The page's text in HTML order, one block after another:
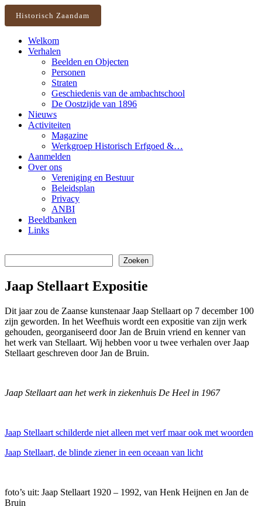
Historisch Zaandam
Welkom
Verhalen
Beelden en Objecten
Personen
Straten
Geschiedenis van de ambachtschool
De Oostzijde van 1896
Nieuws
Activiteiten
Magazine
Werkgroep Historisch Erfgoed &…
Aanmelden
Over ons
Vereniging en Bestuur
Beleidsplan
Privacy
ANBI
Beeldbanken
Links
Zoeken
Jaap Stellaart Expositie
Dit jaar zou de Zaanse kunstenaar Jaap Stellaart op 7 december 100
zijn geworden. In het Weefhuis wordt een expositie van zijn werk
gehouden, georganiseerd door Jan de Bruin vriend en kenner van
het werk van Stellaart. Wij hebben voor u twee verhalen over Jaap
Stellaart geschreven door Jan de Bruin.
Jaap Stellaart aan het werk in ziekenhuis De Heel in 1967
Jaap Stellaart schilderde niet alleen met verf maar ook met woorden
Jaap Stellaart, de blinde ziener in een oceaan van licht
foto’s uit: Jaap Stellaart 1920 – 1992, van Henk Heijnen en Jan de
Bruin